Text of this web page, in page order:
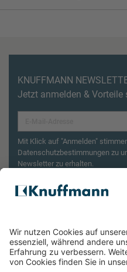
KNUFFMANN
Jetzt anmelden & Vorteile
Mit Klick auf "Anmelden"
Datenschutzbestimmungen zu
Newsletter zu erhalten.
Aktionsbedingungen¹
Wasserkocher